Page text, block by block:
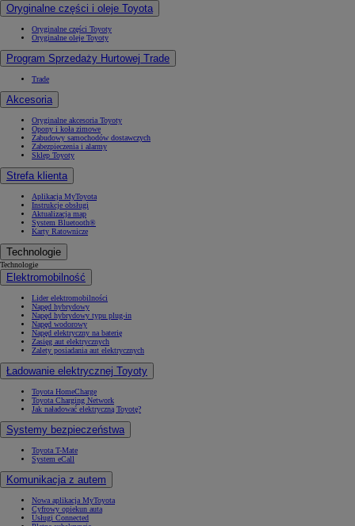
Oryginalne części i oleje Toyota
Oryginalne części Toyoty
Oryginalne oleje Toyoty
Program Sprzedaży Hurtowej Trade
Trade
Akcesoria
Oryginalne akcesoria Toyoty
Opony i koła zimowe
Zabudowy samochodów dostawczych
Zabezpieczenia i alarmy
Sklep Toyoty
Strefa klienta
Aplikacja MyToyota
Instrukcje obsługi
Aktualizacja map
System Bluetooth®
Karty Ratownicze
Technologie
Technologie
Elektromobilność
Lider elektromobilności
Napęd hybrydowy
Napęd hybrydowy typu plug-in
Napęd wodorowy
Napęd elektryczny na baterię
Zasięg aut elektrycznych
Zalety posiadania aut elektrycznych
Ładowanie elektrycznej Toyoty
Toyota HomeCharge
Toyota Charging Network
Jak naładować elektryczną Toyotę?
Systemy bezpieczeństwa
Toyota T-Mate
System eCall
Komunikacja z autem
Nowa aplikacja MyToyota
Cyfrowy opiekun auta
Usługi Connected